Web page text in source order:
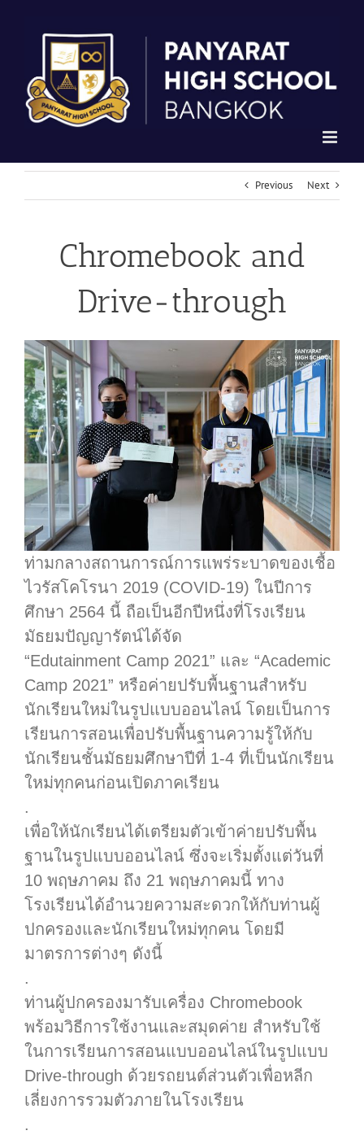
Previous Next
Chromebook and
Drive-through
ท่ามกลางสถานการณ์การแพร่ระบาดของเชื้อ
ไวรัสโคโรนา 2019 (COVID-19) ในปีการ
ศึกษา 2564 นี้ ถือเป็นอีกปีหนึ่งที่โรงเรียน
มัธยมปัญญารัตน์ได้จัด
“Edutainment Camp 2021” และ “Academic
Camp 2021” หรือค่ายปรับพื้นฐานสำหรับ
นักเรียนใหม่ในรูปแบบออนไลน์ โดยเป็นการ
เรียนการสอนเพื่อปรับพื้นฐานความรู้ให้กับ
นักเรียนชั้นมัธยมศึกษาปีที่ 1-4 ที่เป็นนักเรียน
ใหม่ทุกคนก่อนเปิดภาคเรียน
.
เพื่อให้นักเรียนได้เตรียมตัวเข้าค่ายปรับพื้น
ฐานในรูปแบบออนไลน์ ซึ่งจะเริ่มตั้งแต่วันที่
10 พฤษภาคม ถึง 21 พฤษภาคมนี้ ทาง
โรงเรียนได้อำนวยความสะดวกให้กับท่านผู้
ปกครองและนักเรียนใหม่ทุกคน โดยมี
มาตรการต่างๆ ดังนี้
.
ท่านผู้ปกครองมารับเครื่อง Chromebook
พร้อมวิธีการใช้งานและสมุดค่าย สำหรับใช้
ในการเรียนการสอนแบบออนไลน์ในรูปแบบ
Drive-through ด้วยรถยนต์ส่วนตัวเพื่อหลีก
เลี่ยงการรวมตัวภายในโรงเรียน
.